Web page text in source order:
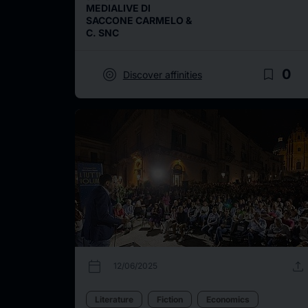
MEDIALIVE DI
SACCONE CARMELO &
C. SNC
target Discover affinities bookmark_border 0
calendar_today 12/06/2025 upload
Literature Fiction Economics